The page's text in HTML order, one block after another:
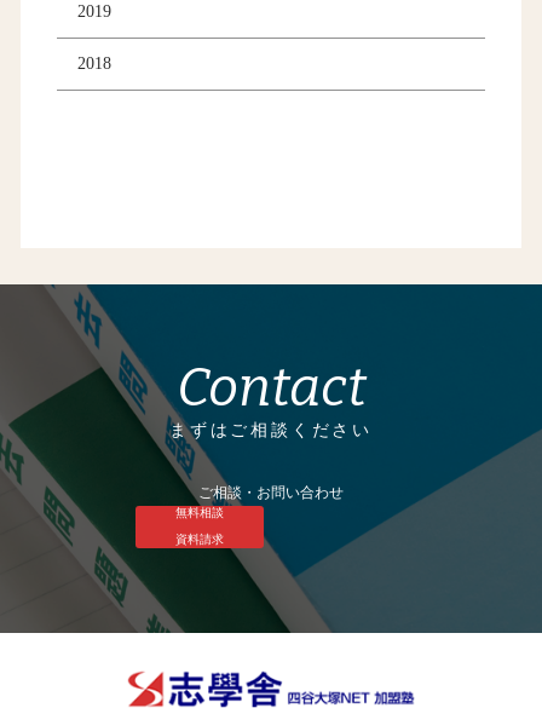
2019
2018
Contact
まずはご相談ください
ご相談・お問い合わせ
無料相談
資料請求